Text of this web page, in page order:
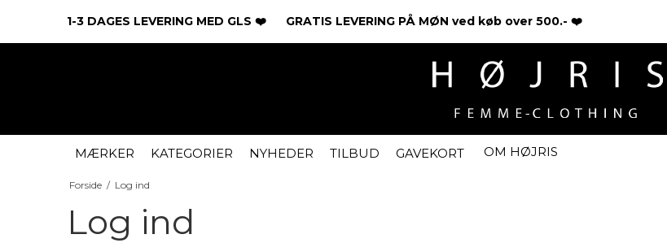
1-3 DAGES LEVERING MED GLS ❤️ GRATIS LEVERING PÅ MØN ved køb over 500.- ❤️
MÆRKER KATEGORIER NYHEDER TILBUD GAVEKORT OM HØJRIS
Forside / Log ind
Log ind